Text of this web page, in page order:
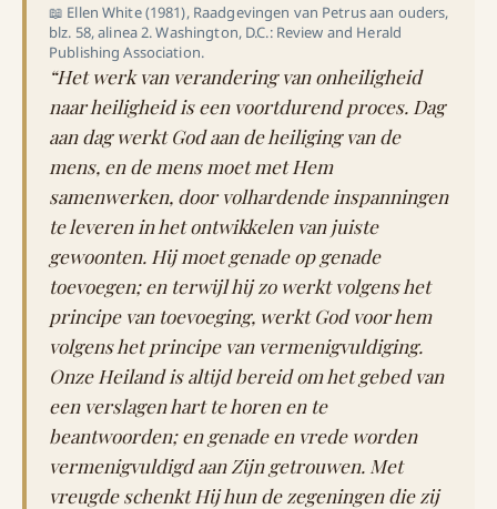
📖 Ellen White (1981), Raadgevingen van Petrus aan ouders,
blz. 58, alinea 2. Washington, D.C.: Review and Herald
Publishing Association.
“Het werk van verandering van onheiligheid
naar heiligheid is een voortdurend proces. Dag
aan dag werkt God aan de heiliging van de
mens, en de mens moet met Hem
samenwerken, door volhardende inspanningen
te leveren in het ontwikkelen van juiste
gewoonten. Hij moet genade op genade
toevoegen; en terwijl hij zo werkt volgens het
principe van toevoeging, werkt God voor hem
volgens het principe van vermenigvuldiging.
Onze Heiland is altijd bereid om het gebed van
een verslagen hart te horen en te
beantwoorden; en genade en vrede worden
vermenigvuldigd aan Zijn getrouwen. Met
vreugde schenkt Hij hun de zegeningen die zij